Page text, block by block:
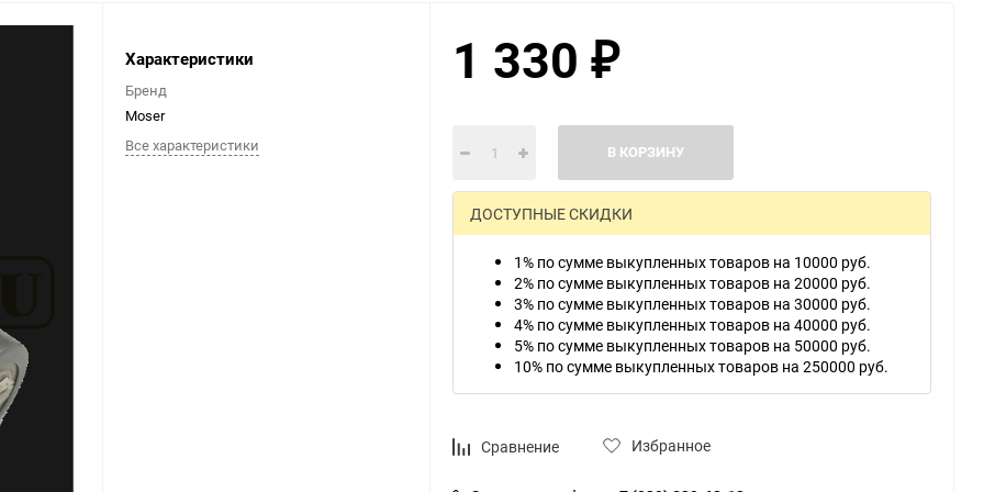
Выберите категорию
Характеристики
Бренд
Moser
Все характеристики
1 330 ₽
В КОРЗИНУ
ДОСТУПНЫЕ СКИДКИ
1% по сумме выкупленных товаров на 10000 руб.
2% по сумме выкупленных товаров на 20000 руб.
3% по сумме выкупленных товаров на 30000 руб.
4% по сумме выкупленных товаров на 40000 руб.
5% по сумме выкупленных товаров на 50000 руб.
10% по сумме выкупленных товаров на 250000 руб.
Сравнение Избранное